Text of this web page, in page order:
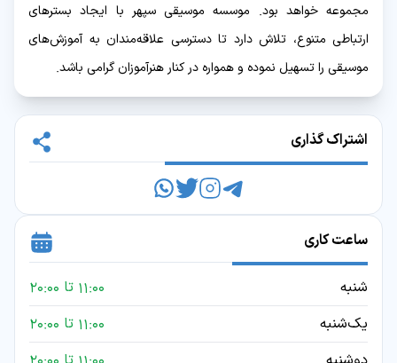
مجموعه خواهد بود. موسسه موسیقی سپهر با ایجاد بسترهای
ارتباطی متنوع، تلاش دارد تا دسترسی علاقه‌مندان به آموزش‌های
موسیقی را تسهیل نموده و همواره در کنار هنرآموزان گرامی باشد.
اشتراک گذاری
ساعت کاری
شنبه
11:00 تا 20:00
یک‌شنبه
11:00 تا 20:00